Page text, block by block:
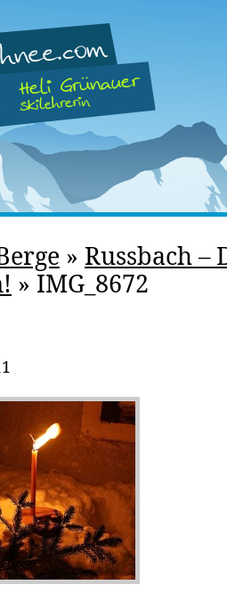
» Russbach –
» IMG_8672